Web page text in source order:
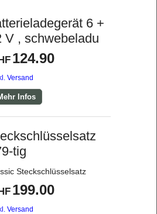
6 +
V , schwebeladu
124.90
Versand
Infos
tig
Steckschlüsselsatz
199.00
Versand